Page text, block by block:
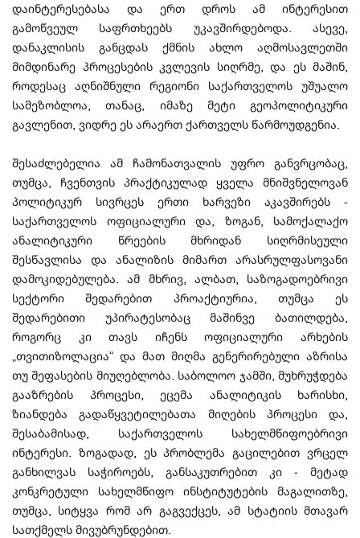
დაინტერესებასა და ერთ დროს ამ ინტერესით
გამოწვეულ საფრთხეებს უკავშირდებოდა. ასევე,
დანაკლისის განცდას ქმნის ახლო აღმოსავლეთში
მიმდინარე პროცესების კვლევის სიღრმე, და ეს მაშინ,
როდესაც აღნიშნული რეგიონი საქართველოს უშუალო
სამეზობლოა, თანაც, იმაზე მეტი გეოპოლიტიკური
გავლენით, ვიდრე ეს არაერთ ქართველს წარმოუდგენია.
შესაძლებელია ამ ჩამონათვალის უფრო განვრცობაც,
თუმცა, ჩვენთვის პრაქტიკულად ყველა მნიშვნელოვან
პოლიტიკურ სივრცეს ერთი ხარვეზი აკავშირებს -
საქართველოს ოფიციალური და, ზოგან, სამოქალაქო
ანალიტიკური წრეების მხრიდან სიღრმისეული
შესწავლისა და ანალიზის მიმართ არასრულფასოვანი
დამოკიდებულება. ამ მხრივ, ალბათ, საზოგადოებრივი
სექტორი შედარებით პროაქტიურია, თუმცა ეს
შედარებითი უპირატესობაც მაშინვე ბათილდება,
როგორც კი თავს იჩენს ოფიციალური არხების
„თვითიზოლაცია“ და მათ მიღმა გენერირებული აზრისა
თუ შეფასების მიუღებლობა. საბოლოო ჯამში, მუხრუჭდება
გააზრების პროცესი, ეცემა ანალიტიკის ხარისხი,
ზიანდება გადაწყვეტილებათა მიღების პროცესი და,
შესაბამისად, საქართველოს სახელმწიფოებრივი
ინტერესი. ზოგადად, ეს პრობლემა გაცილებით ვრცელ
განხილვას საჭიროებს, განსაკუთრებით კი - მეტად
კონკრეტული სახელმწიფო ინსტიტუტების მაგალითზე,
თუმცა, სიტყვა რომ არ გაგვექცეს, ამ სტატიის მთავარ
სათქმელს მივუბრუნდებით.